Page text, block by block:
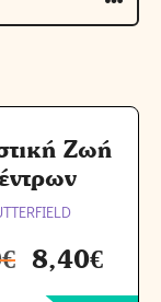
Ζωή
€ 8,40€